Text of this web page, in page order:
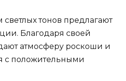
тонов предлагают
Благодаря своей
атмосферу роскоши и
с положительными